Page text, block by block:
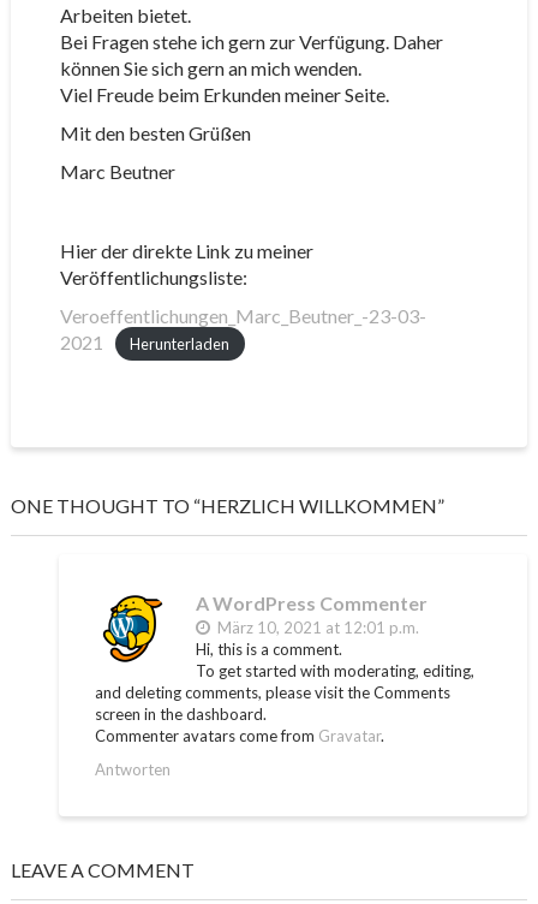
Arbeiten bietet.
Bei Fragen stehe ich gern zur Verfügung. Daher
können Sie sich gern an mich wenden.
Viel Freude beim Erkunden meiner Seite.
Mit den besten Grüßen
Marc Beutner
Hier der direkte Link zu meiner
Veröffentlichungsliste:
Veroeffentlichungen_Marc_Beutner_-23-03-
2021
Herunterladen
ONE THOUGHT TO “HERZLICH WILLKOMMEN”
A WordPress Commenter
März 10, 2021 at 12:01 p.m.
Hi, this is a comment.
To get started with moderating, editing,
and deleting comments, please visit the Comments
screen in the dashboard.
Commenter avatars come from Gravatar.
Antworten
LEAVE A COMMENT